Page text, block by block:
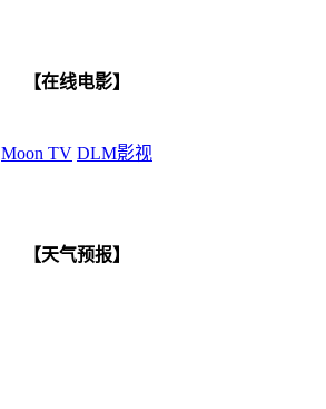
【在线电影】
Moon TV DLM影视
【天气预报】